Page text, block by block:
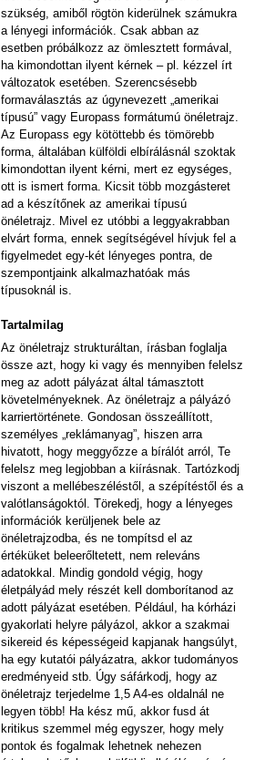
szükség, amiből rögtön kiderülnek számukra
a lényegi információk. Csak abban az
esetben próbálkozz az ömlesztett formával,
ha kimondottan ilyent kérnek – pl. kézzel írt
változatok esetében. Szerencsésebb
formaválasztás az úgynevezett „amerikai
típusú” vagy Europass formátumú önéletrajz.
Az Europass egy kötöttebb és tömörebb
forma, általában külföldi elbírálásnál szoktak
kimondottan ilyent kérni, mert ez egységes,
ott is ismert forma. Kicsit több mozgásteret
ad a készítőnek az amerikai típusú
önéletrajz. Mivel ez utóbbi a leggyakrabban
elvárt forma, ennek segítségével hívjuk fel a
figyelmedet egy-két lényeges pontra, de
szempontjaink alkalmazhatóak más
típusoknál is.
Tartalmilag
Az önéletrajz strukturáltan, írásban foglalja
össze azt, hogy ki vagy és mennyiben felelsz
meg az adott pályázat által támasztott
követelményeknek. Az önéletrajz a pályázó
karriertörténete. Gondosan összeállított,
személyes „reklámanyag”, hiszen arra
hivatott, hogy meggyőzze a bírálót arról, Te
felelsz meg legjobban a kiírásnak. Tartózkodj
viszont a mellébeszéléstől, a szépítéstől és a
valótlanságoktól. Törekedj, hogy a lényeges
információk kerüljenek bele az
önéletrajzodba, és ne tompítsd el az
értéküket beleerőltetett, nem releváns
adatokkal. Mindig gondold végig, hogy
életpályád mely részét kell domborítanod az
adott pályázat esetében. Például, ha kórházi
gyakorlati helyre pályázol, akkor a szakmai
sikereid és képességeid kapjanak hangsúlyt,
ha egy kutatói pályázatra, akkor tudományos
eredményeid stb. Úgy sáfárkodj, hogy az
önéletrajz terjedelme 1,5 A4-es oldalnál ne
legyen több! Ha kész mű, akkor fusd át
kritikus szemmel még egyszer, hogy mely
pontok és fogalmak lehetnek nehezen